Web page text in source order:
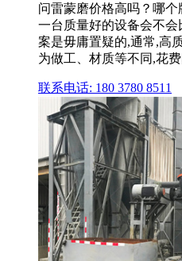
问雷蒙磨价格高吗？哪
一台质量好的设备会不
案是毋庸置疑的,通常,高
为做工、材质等不同,花
联系电话: 180 3780 8511